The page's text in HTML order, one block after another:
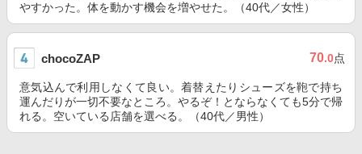
やすかった。体を動かす機会を増やせた。（40代／女性）
chocoZAP 70.0点
意気込んで利用しなくて良い。着替えたりシューズを鞄で持ち
運んだりが一切不要なところ。やるぞ！とならなくても5分で帰
れる。空いている店舗を選べる。（40代／男性）